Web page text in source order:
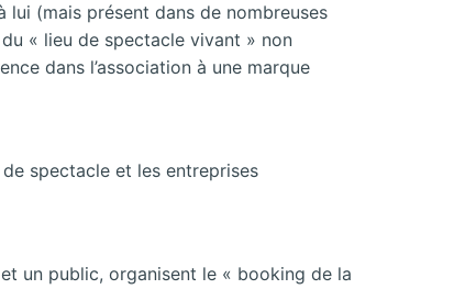
lui (mais présent dans de nombreuses
« lieu de spectacle vivant » non
dans l’association à une marque
spectacle et les entreprises
un public, organisent le « booking de la